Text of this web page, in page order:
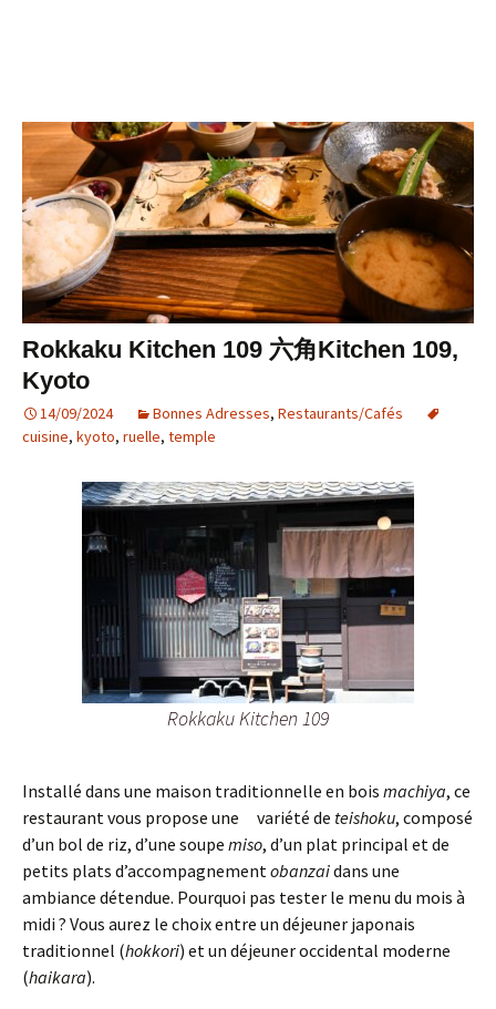
Rokkaku Kitchen 109 六角Kitchen 109,
Kyoto
14/09/2024 Bonnes Adresses, Restaurants/Cafés
cuisine, kyoto, ruelle, temple
Rokkaku Kitchen 109
Installé dans une maison traditionnelle en bois machiya, ce
restaurant vous propose une variété de teishoku, composé
d’un bol de riz, d’une soupe miso, d’un plat principal et de
petits plats d’accompagnementobanzaidans une
ambiance détendue. Pourquoi pas tester le menu du mois à
midi ? Vous aurez le choix entre un déjeuner japonais
traditionnel (hokkori) et un déjeuner occidental moderne
(haikara).